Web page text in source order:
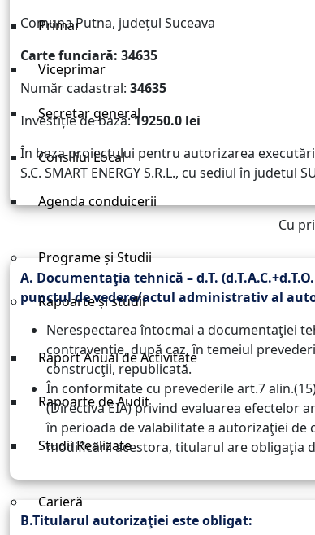
Primar
Viceprimar
Secretar general
Consiliul Local
Agenda conduicerii
Programe și Studii
Rapoarte și studii
Raport Anual de Activitate
Rapoarte de Audit
Studii Realizate
Carieră
Comuna Putna, județul Suceava
Carte funciară: 34635
Număr cadastral: 34635
Investiție de bază:19250.0 lei
În baza proiectului pentru autorizarea
S.C. SMART ENERGY S.R.L., cu sediul în judetul
Cu
A. Documentaţia tehnică – d.T.
punctul de vedere/actul administrativ al
Nerespectarea întocmai a documentaţiei
contravenţie, după caz, în temeiul
construcţii, republicată.
În conformitate cu prevederile art.7
(Directiva EIA) privind evaluarea efectelor
în perioada de valabilitate a autorizaţiei
modificării acestora, titularul are obligaţia
B.Titularul autorizaţiei este obligat: